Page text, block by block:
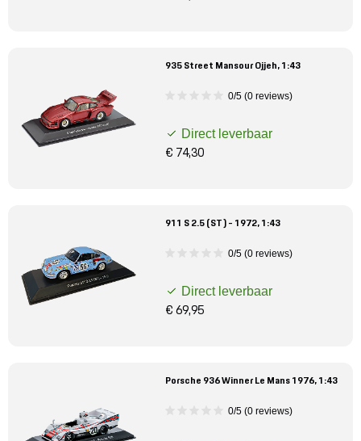
935 Street Mansour Ojjeh, 1:43
0/5 (0 reviews)
Direct leverbaar
€ 74,30
911 S 2.5 (ST) - 1972, 1:43
0/5 (0 reviews)
Direct leverbaar
€ 69,95
Porsche 936 Winner Le Mans 1976, 1:43
0/5 (0 reviews)